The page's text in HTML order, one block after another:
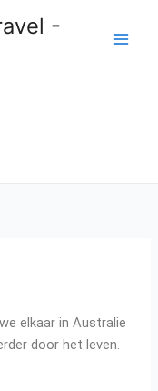
-
elkaar in Australie
door het leven.